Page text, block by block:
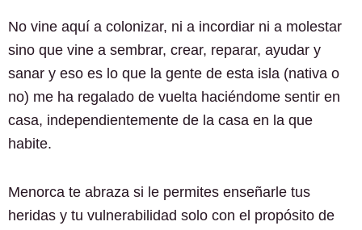
No vine aquí a colonizar, ni a incordiar ni a molestar
sino que vine a sembrar, crear, reparar, ayudar y
sanar y eso es lo que la gente de esta isla (nativa o
no) me ha regalado de vuelta haciéndome sentir en
casa, independientemente de la casa en la que
habite.
Menorca te abraza si le permites enseñarle tus
heridas y tu vulnerabilidad solo con el propósito de